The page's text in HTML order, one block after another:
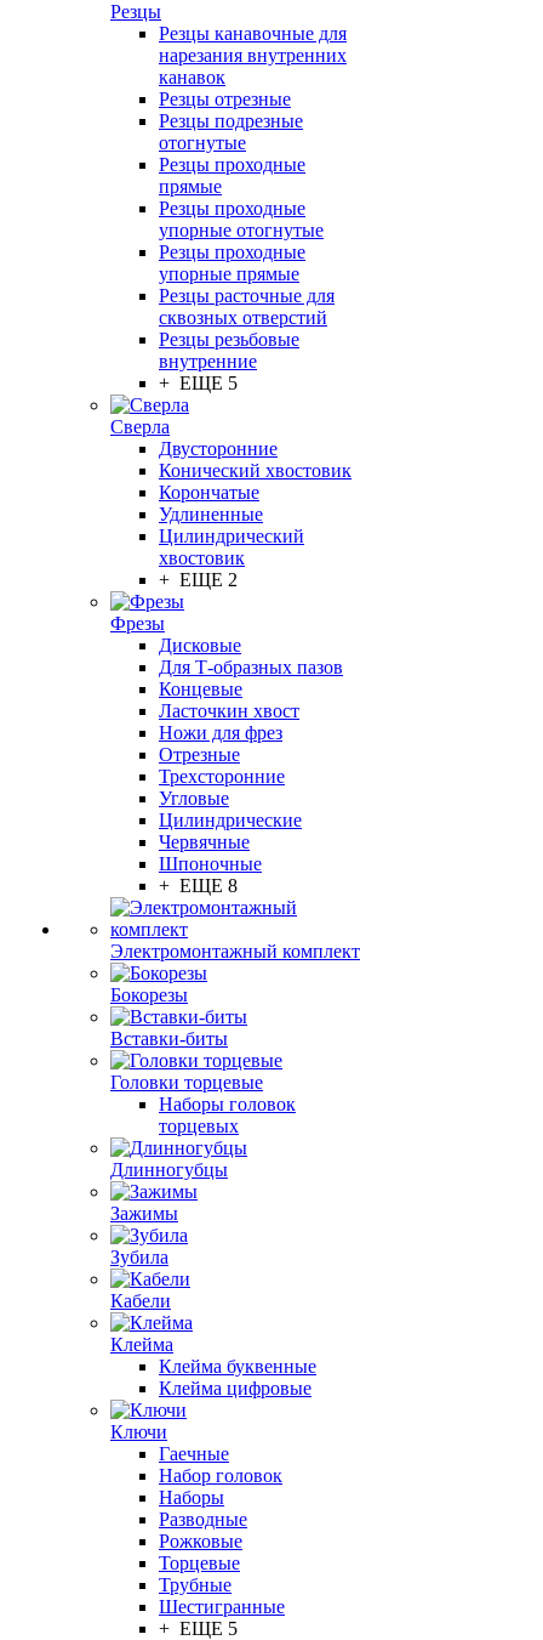
Резцы
Резцы канавочные для
нарезания внутренних
канавок
Резцы отрезные
Резцы подрезные
отогнутые
Резцы проходные
прямые
Резцы проходные
упорные отогнутые
Резцы проходные
упорные прямые
Резцы расточные для
сквозных отверстий
Резцы резьбовые
внутренние
+ ЕЩЕ 5
Сверла
Двусторонние
Конический хвостовик
Корончатые
Удлиненные
Цилиндрический
хвостовик
+ ЕЩЕ 2
Фрезы
Дисковые
Для Т-образных пазов
Концевые
Ласточкин хвост
Ножи для фрез
Отрезные
Трехсторонние
Угловые
Цилиндрические
Червячные
Шпоночные
+ ЕЩЕ 8
Электромонтажный комплект
Бокорезы
Вставки-биты
Головки торцевые
Наборы головок
торцевых
Длинногубцы
Зажимы
Зубила
Кабели
Клейма
Клейма буквенные
Клейма цифровые
Ключи
Гаечные
Набор головок
Наборы
Разводные
Рожковые
Торцевые
Трубные
Шестигранные
+ ЕЩЕ 5